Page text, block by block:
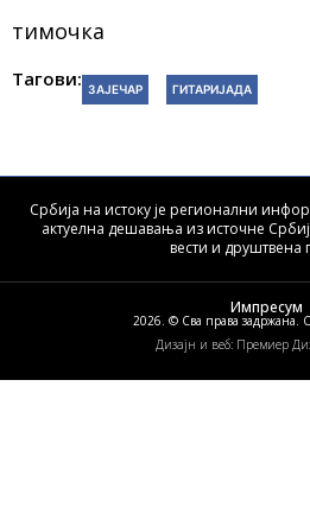
тимочка
Тагови: ЗАЈЕЧАР ГИТАРИЈАДА
Србија на истоку је регионални
актуелна дешавања из источне
вести и друштвена
2026. © Сва права задржана.
Импресум
Дизајн и веб: Премиер